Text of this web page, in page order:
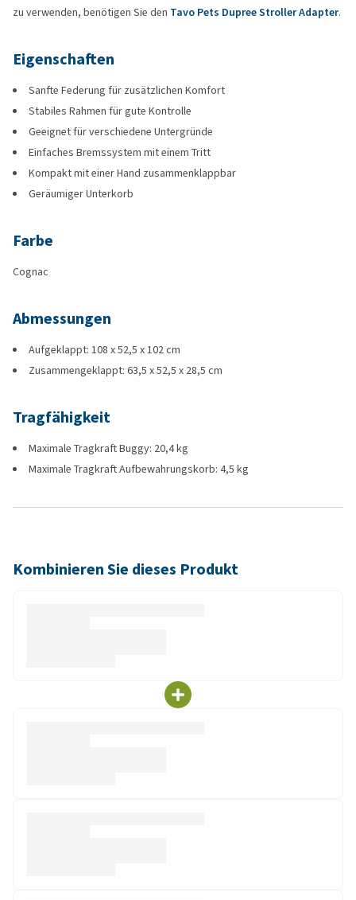
zu verwenden, benötigen Sie den Tavo Pets Dupree Stroller Adapter.
Eigenschaften
Sanfte Federung für zusätzlichen Komfort
Stabiles Rahmen für gute Kontrolle
Geeignet für verschiedene Untergründe
Einfaches Bremssystem mit einem Tritt
Kompakt mit einer Hand zusammenklappbar
Geräumiger Unterkorb
Farbe
Cognac
Abmessungen
Aufgeklappt: 108 x 52,5 x 102 cm
Zusammengeklappt: 63,5 x 52,5 x 28,5 cm
Tragfähigkeit
Maximale Tragkraft Buggy: 20,4 kg
Maximale Tragkraft Aufbewahrungskorb: 4,5 kg
Kombinieren Sie dieses Produkt